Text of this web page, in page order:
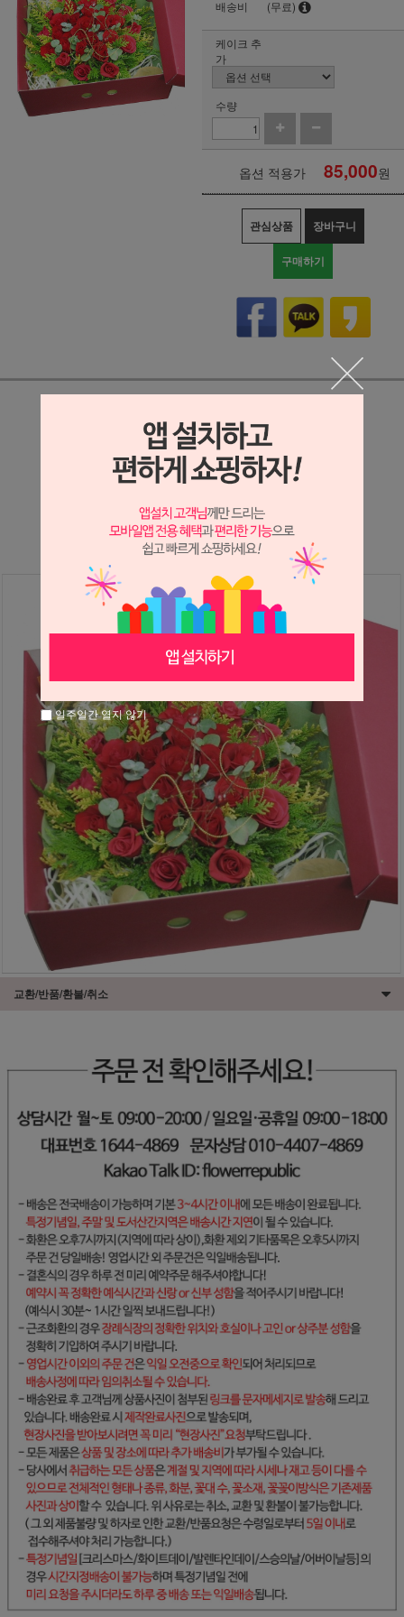
배송비 (무료)
케이크 추
가
수량
옵션 적용가 85,000원
관심상품 장바구니
구매하기
상세정보 새창 열기
상세 정보를 확대해 보실 수 있습니다.
※ 필독해주세요 ※
장미는 시세 변동에 따라 가격이 달라질 수 있으니
교환/반품/환불/취소
일주일간 열지 않기